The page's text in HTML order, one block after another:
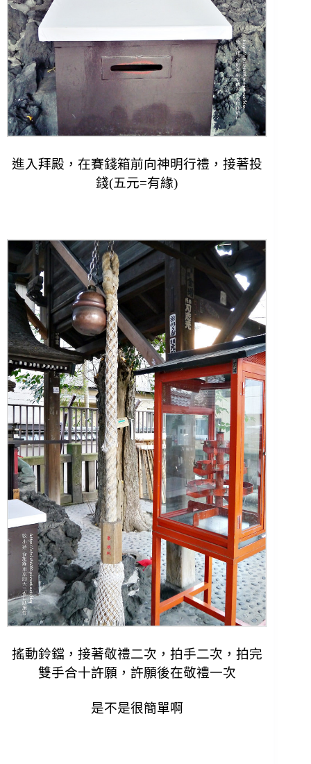
進入拜殿，在賽錢箱前向神明行禮，接著投
錢(五元=有緣)
搖動鈴鐺，接著敬禮二次，拍手二次，拍完
雙手合十許願，許願後在敬禮一次
是不是很簡單啊